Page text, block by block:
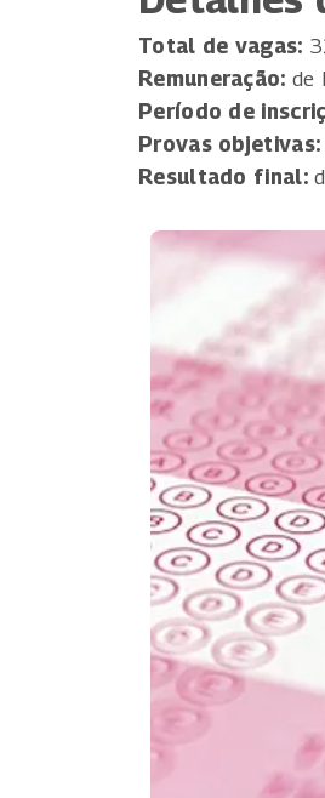
Total de vagas:
Remuneração: de
Período de
Provas objetivas:
Resultado final: